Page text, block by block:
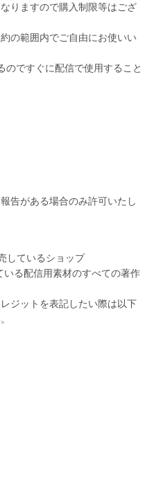
りますので購入制限等はござ
の範囲内でご自由にお使いい
のですぐに配信で使用すること
告がある場合のみ許可いたし
しているショップ
いる配信用素材のすべての著作
ジットを表記したい際は以下